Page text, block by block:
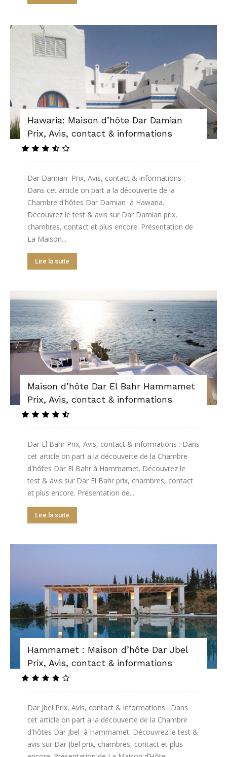
Hawaria: Maison d’hôte Dar Damian
Prix, Avis, contact & informations
Dar Damian Prix, Avis, contact & informations :
Dans cet article on part a la découverte de la
Chambre d'hôtes Dar Damian à Hawaria.
Découvrez le test & avis sur Dar Damian prix,
chambres, contact et plus encore. Présentation de
La Maison...
Lire la suite
Maison d’hôte Dar El Bahr Hammamet
Prix, Avis, contact & informations
Dar El Bahr Prix, Avis, contact & informations : Dans
cet article on part a la découverte de la Chambre
d'hôtes Dar El Bahr à Hammamet. Découvrez le
test & avis sur Dar El Bahr prix, chambres, contact
et plus encore. Présentation de...
Lire la suite
Hammamet : Maison d’hôte Dar Jbel
Prix, Avis, contact & informations
Dar Jbel Prix, Avis, contact & informations : Dans
cet article on part a la découverte de la Chambre
d'hôtes Dar Jbel à Hammamet. Découvrez le test &
avis sur Dar Jbel prix, chambres, contact et plus